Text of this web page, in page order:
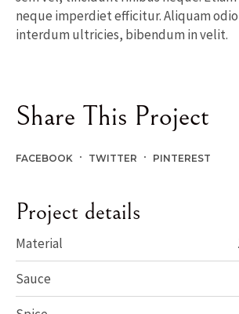
neque imperdiet efficitur. Aliquam
interdum ultricies, bibendum in velit.
Share This Project
FACEBOOK TWITTER PINTEREST
Project details
Material
Sauce